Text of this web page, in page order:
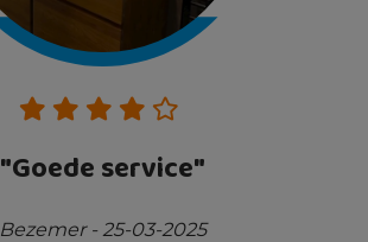
"Goede service"
Bezemer - 25-03-2025